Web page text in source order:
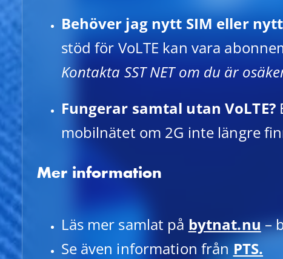
Behöver jag nytt SIM eller
stöd för VoLTE kan vara
Kontakta SST NET om du är
Fungerar samtal utan VoLTE?
mobilnätet om 2G inte längre
Mer information
Läs mer samlat på bytnat.nu–
Se även information från PTS.